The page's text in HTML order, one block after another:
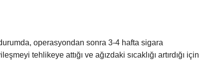
operasyondan sonra 3-4 hafta sigara
tehlikeye attığı ve ağızdaki sıcaklığı artırdığı için